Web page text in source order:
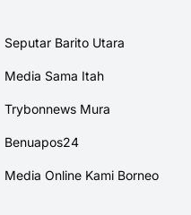
Seputar Barito Utara
Media Sama Itah
Trybonnews Mura
Benuapos24
Media Online Kami Borneo